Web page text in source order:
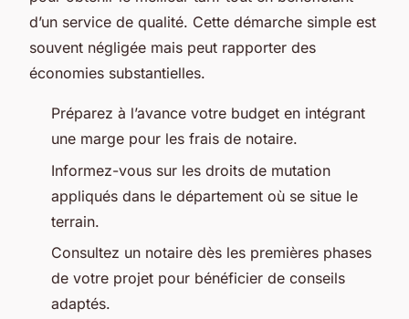
d’un service de qualité. Cette démarche simple est
souvent négligée mais peut rapporter des
économies substantielles.
Préparez à l’avance votre budget en intégrant
une marge pour les frais de notaire.
Informez-vous sur les droits de mutation
appliqués dans le département où se situe le
terrain.
Consultez un notaire dès les premières phases
de votre projet pour bénéficier de conseils
adaptés.